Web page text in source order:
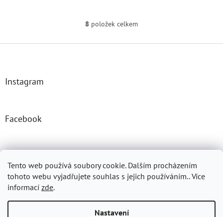
Tento web používá soubory cookie. Dalším procházením
tohoto webu vyjadřujete souhlas s jejich používáním.. Více
informací zde.
Nastavení
O
l
v
p
i
u
8 položek celkem
Instagram
Facebook